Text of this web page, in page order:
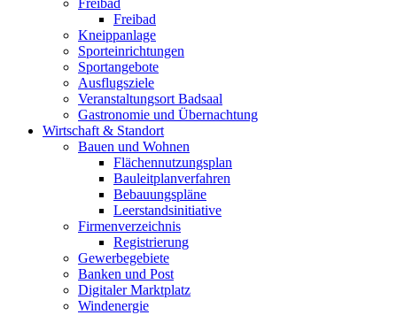
Freibad
Freibad
Kneippanlage
Sporteinrichtungen
Sportangebote
Ausflugsziele
Veranstaltungsort Badsaal
Gastronomie und Übernachtung
Wirtschaft & Standort
Bauen und Wohnen
Flächennutzungsplan
Bauleitplanverfahren
Bebauungspläne
Leerstandsinitiative
Firmenverzeichnis
Registrierung
Gewerbegebiete
Banken und Post
Digitaler Marktplatz
Windenergie